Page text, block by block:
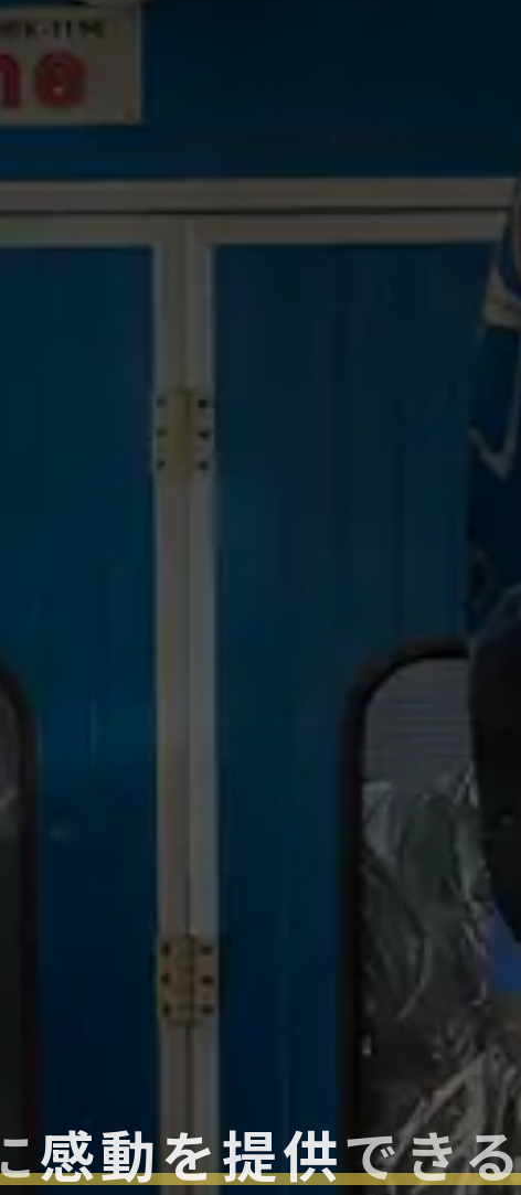
感動を提供でき